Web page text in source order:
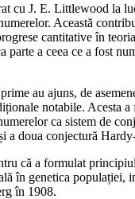
cu J. E. Littlewood la
Această
cantitative în
parte a ceea ce a fost
au ajuns, de
notabile. Acesta
ca sistem de
a doua conjectură
că a formulat
în genetica populației,
în 1908.